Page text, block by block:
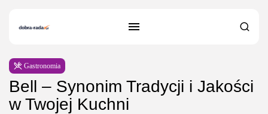
Gastronomia
Bell – Synonim Tradycji i Jakości
w Twojej Kuchni